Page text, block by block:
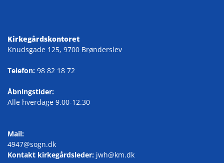
Kirkegårdskontoret
Knudsgade 125, 9700 Brønderslev
Telefon: 98 82 18 72
Åbningstider:
Alle hverdage 9.00-12.30
Mail:
4947@sogn.dk
Kontakt kirkegårdsleder: jwh@km.dk